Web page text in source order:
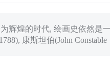
辉煌的时代, 绘画史依然是
康斯坦伯(John Constable